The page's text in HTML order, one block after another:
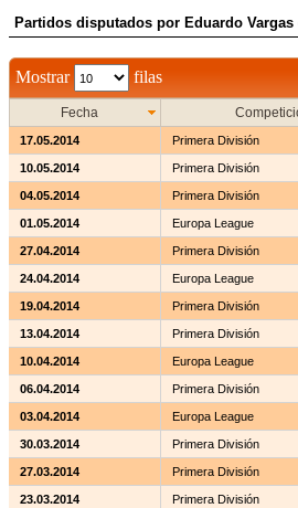
Partidos disputados por Eduardo Vargas
Mostrar filas
Fecha
17.05.2014 Primera División
10.05.2014 Primera División
04.05.2014 Primera División
01.05.2014 Europa League
27.04.2014 Primera División
24.04.2014 Europa League
19.04.2014 Primera División
13.04.2014 Primera División
10.04.2014 Europa League
06.04.2014 Primera División
03.04.2014 Europa League
30.03.2014 Primera División
27.03.2014 Primera División
23.03.2014 Primera División